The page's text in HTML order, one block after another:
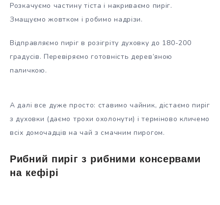
Розкачуємо частину тіста і накриваємо пиріг.
Змащуємо жовтком і робимо надрізи.
Відправляємо пиріг в розігріту духовку до 180-200
градусів. Перевіряємо готовність дерев’яною
паличкою.
А далі все дуже просто: ставимо чайник, дістаємо пиріг
з духовки (даємо трохи охолонути) і терміново кличемо
всіх домочадців на чай з смачним пирогом.
Рибний пиріг з рибними консервами
на кефірі